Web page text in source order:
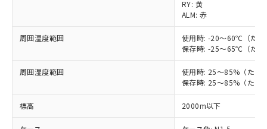
RY: 黄
ALM: 赤
周囲温度範囲
使用時: -20～60℃（ただ
保存時: -25～65℃（ただ
周囲湿度範囲
使用時: 25～85%（ただ
保存時: 25～85%（ただ
標高 2000m以下
本サービスは、当社制御機器事業取扱
商品の当社在庫状況および標準価格
(税抜)を提供させていただくもので
当社制御機器事業取扱商品の中には、
本サービスの対象外となる商品もある
在庫状況および標準価格照会結果は、
記載している更新日時点での社内デー
調査・確認中：EU RoHS指令（10物質）の
非含有の対応状況を調査中または確認中の
商品です。
非該当品：ライセンス料など無形物で、有
害物質有無と関係のない商品です。
仕入先様の事情により、非含有部品として
いたものが、含有品と判明した場合などや
「○」：最大均質材料含有率が中国RoHSの
基準値以下であることを示します。
「×」：最大均質材料含有率が中国RoHSの
基準値を超えていることを示します。
「－」：未確認です。当社販売部門へお問
当社は、これら貴社製品のうち、外国
為替および外国貿易法に定める商品
（以下｢規制貨物等」という）を輸出